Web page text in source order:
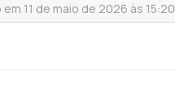
em 11 de maio de 2026 às 15:20